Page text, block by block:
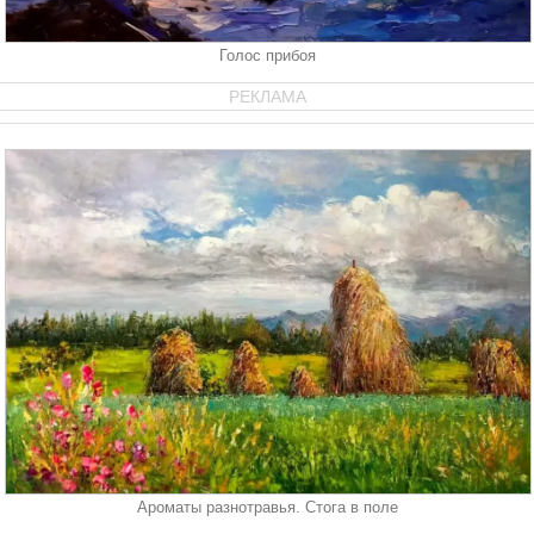
Голос прибоя
РЕКЛАМА
Ароматы разнотравья. Стога в поле